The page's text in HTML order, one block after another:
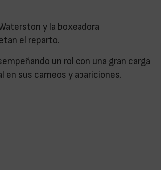
y la boxeadora
el reparto.
un rol con una gran carga
en sus cameos y apariciones.